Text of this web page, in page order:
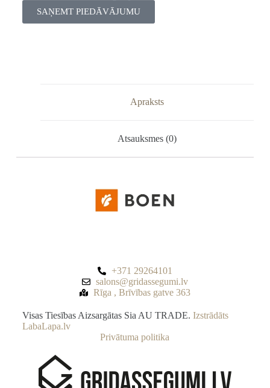
SAŅEMT PIEDĀVĀJUMU
Apraksts
Atsauksmes (0)
+371 29264101
salons@gridassegumi.lv
Rīga , Brīvības gatve 363
Visas Tiesības Aizsargātas Sia AU TRADE. Izstrādāts
LabaLapa.lv
Privātuma politika